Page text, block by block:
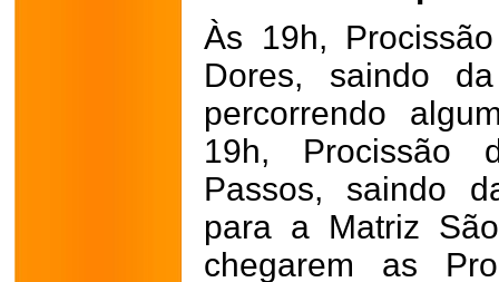
Às 19h,
Dores, saindo
percorrendo
19h, Procissão
Passos, saindo
para a Matriz
chegarem as